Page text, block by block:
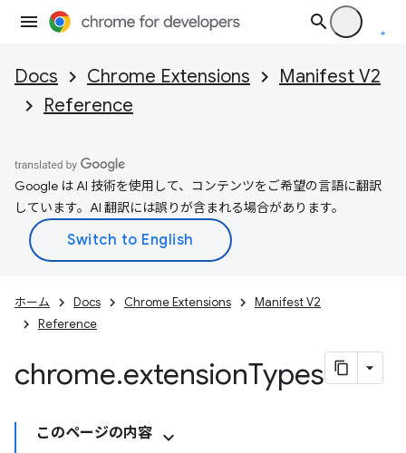
Docs Chrome Extensions
Manifest V2
Reference
Google は AI 技術を使用して、コンテンツをご希望の言語に翻訳
しています。AI 翻訳には誤りが含まれる場合があります。
ホーム Docs Chrome Extensions
Manifest V2
Reference
chrome.extensionTypes
このページの内容